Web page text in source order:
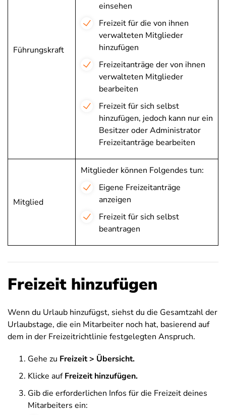
Führungskraft
einsehen
Freizeit für die von ihnen
verwalteten Mitglieder
hinzufügen
Freizeitanträge der von ihnen
verwalteten Mitglieder
bearbeiten
Freizeit für sich selbst
hinzufügen, jedoch kann nur ein
Besitzer oder Administrator
Freizeitanträge bearbeiten
Mitglied
Mitglieder können Folgendes tun:
Eigene Freizeitanträge
anzeigen
Freizeit für sich selbst
beantragen
Freizeit hinzufügen
Wenn du Urlaub hinzufügst, siehst du die Gesamtzahl der
Urlaubstage, die ein Mitarbeiter noch hat, basierend auf
dem in der Freizeitrichtlinie festgelegten Anspruch.
Gehe zu Freizeit > Übersicht.
Klicke aufFreizeit hinzufügen.
Gib die erforderlichen Infos für die Freizeit deines
Mitarbeiters ein: